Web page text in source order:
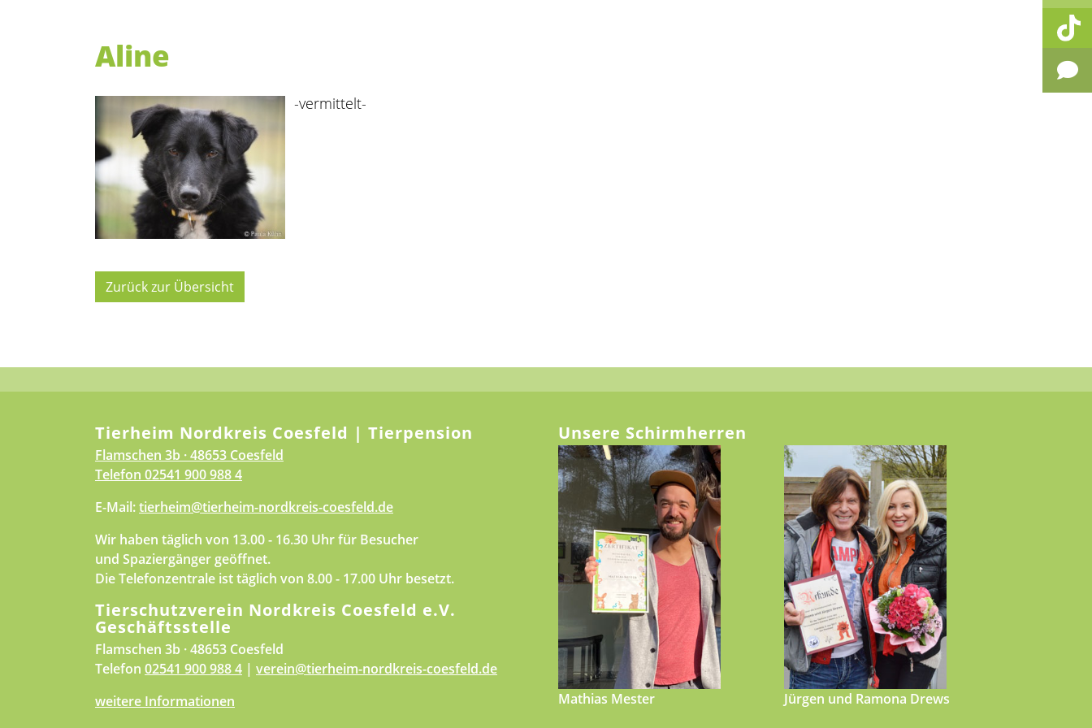
Aline
-vermittelt-
Zurück zur Übersicht
Tierheim Nordkreis Coesfeld | Tierpension
Flamschen 3b · 48653 Coesfeld
Telefon 02541 900 988 4
E-Mail:tierheim@tierheim-nordkreis-coesfeld.de
Wir haben täglich von 13.00 - 16.30 Uhr für Besucher
und Spaziergänger geöffnet.
Die Telefonzentrale ist täglich von 8.00 - 17.00 Uhr besetzt.
Tierschutzverein Nordkreis Coesfeld e.V.
Geschäftsstelle
Flamschen 3b · 48653 Coesfeld
Telefon 02541 900 988 4 | verein@tierheim-nordkreis-coesfeld.de
weitere Informationen
Unsere Schirmherren
Mathias Mester Jürgen und Ramona Drews